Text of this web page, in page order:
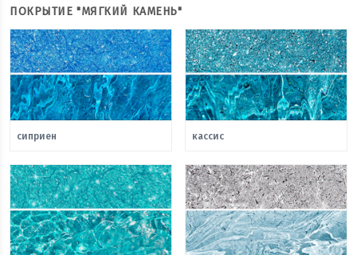
ПОКРЫТИЕ "МЯГКИЙ КАМЕНЬ"
сиприен кассис